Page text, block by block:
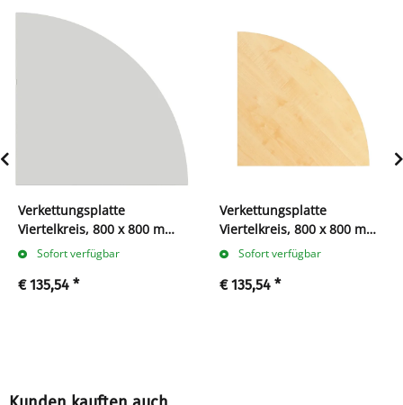
Verkettungsplatte
Viertelkreis, 800 x 800 mm,
lichtgrau
Sofort verfügbar
€ 135,54 *
Verkettungsplatte
Viertelkreis, 800 x 800 mm,
ahornSofort verfügbar
€ 135,54 *